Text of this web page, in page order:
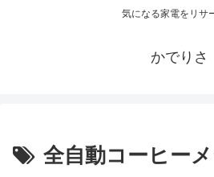
気になる家電をリサ
かでりさ
全自動コーヒー